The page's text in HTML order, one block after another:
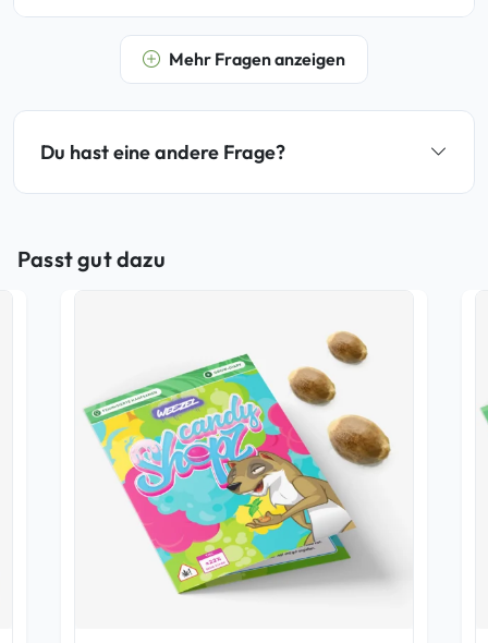
Mehr Fragen anzeigen
Du hast eine andere Frage?
Passt gut dazu